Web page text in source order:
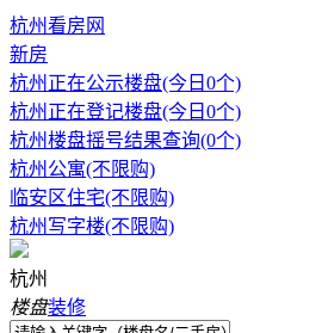
杭州看房网
新房
杭州正在公示楼盘(今日0个)
杭州正在登记楼盘(今日0个)
杭州楼盘摇号结果查询(0个)
杭州公寓(不限购)
临安区住宅(不限购)
杭州写字楼(不限购)
杭州
楼盘装修